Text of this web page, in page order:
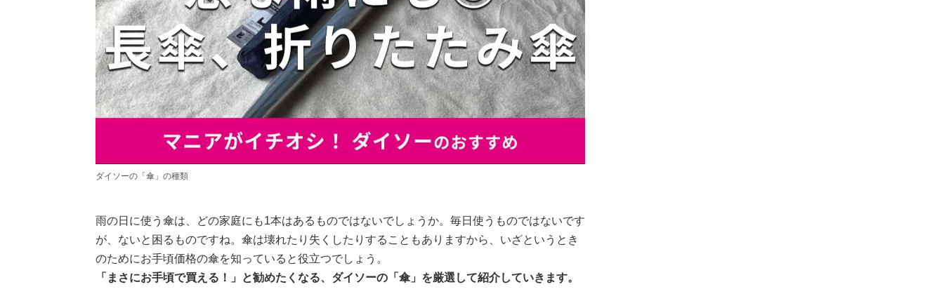
ダイソーの「傘」の種類
雨の日に使う傘は、どの家庭にも1本はあるものではないでしょうか。毎日使うものではないです
が、ないと困るものですね。傘は壊れたり失くしたりすることもありますから、いざというとき
のためにお手頃価格の傘を知っていると役立つでしょう。
「まさにお手頃で買える！」と勧めたくなる、ダイソーの「傘」を厳選して紹介していきます。